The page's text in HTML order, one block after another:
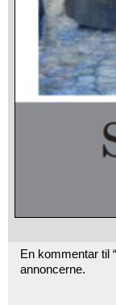
En kommentar til
annoncerne.